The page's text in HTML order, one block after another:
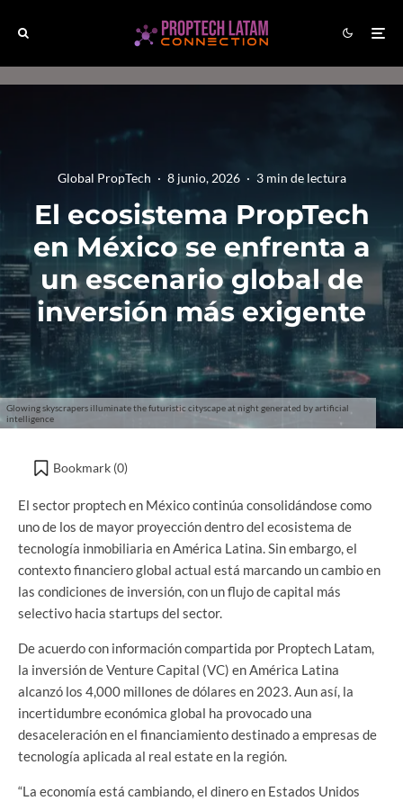
Glowing skyscrapers illuminate the futuristic cityscape at night generated by artificial
intelligence
Global PropTech · 8 junio, 2026 · 3 min de lectura
El ecosistema PropTech
en México se enfrenta a
un escenario global de
inversión más exigente
Bookmark (0)
El sector proptech en México continúa consolidándose como
uno de los de mayor proyección dentro del ecosistema de
tecnología inmobiliaria en América Latina. Sin embargo, el
contexto financiero global actual está marcando un cambio en
las condiciones de inversión, con un flujo de capital más
selectivo hacia startups del sector.
De acuerdo con información compartida por Proptech Latam,
la inversión de Venture Capital (VC) en América Latina
alcanzó los 4,000 millones de dólares en 2023. Aun así, la
incertidumbre económica global ha provocado una
desaceleración en el financiamiento destinado a empresas de
tecnología aplicada al real estate en la región.
“La economía está cambiando, el dinero en Estados Unidos